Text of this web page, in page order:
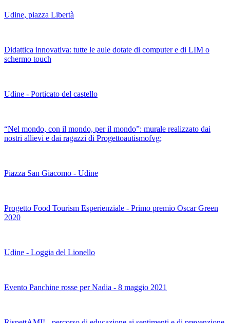
Udine, piazza Libertà
Didattica innovativa: tutte le aule dotate di computer e di LIM o
schermo touch
Udine - Porticato del castello
“Nel mondo, con il mondo, per il mondo”: murale realizzato dai
nostri allievi e dai ragazzi di Progettoautismofvg;
Piazza San Giacomo - Udine
Progetto Food Tourism Esperienziale - Primo premio Oscar Green
2020
Udine - Loggia del Lionello
Evento Panchine rosse per Nadia - 8 maggio 2021